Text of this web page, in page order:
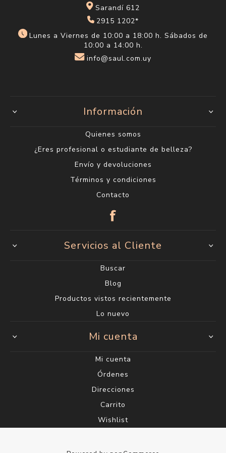
Sarandí 612
2915 1202*
Lunes a Viernes de 10:00 a 18:00 h. Sábados de
10:00 a 14:00 h.
info@saul.com.uy
Información
Quienes somos
¿Eres profesional o estudiante de belleza?
Envío y devoluciones
Términos y condiciones
Contacto
Servicios al Cliente
Buscar
Blog
Productos vistos recientemente
Lo nuevo
Mi cuenta
Mi cuenta
Órdenes
Direcciones
Carrito
Wishlist